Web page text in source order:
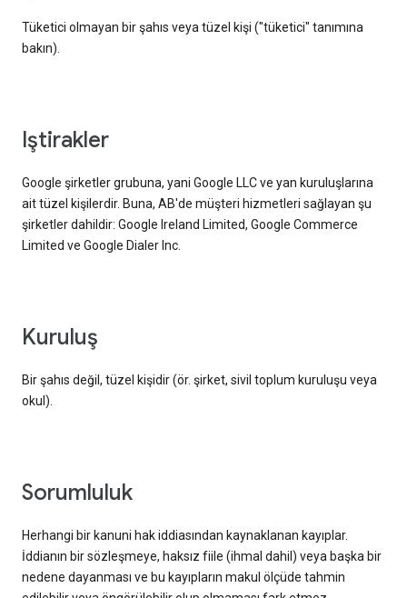
Tüketici olmayan bir şahıs veya tüzel kişi ("tüketici" tanımına
bakın).
iştirakler
Google şirketler grubuna, yani Google LLC ve yan kuruluşlarına
ait tüzel kişilerdir. Buna, AB'de müşteri hizmetleri sağlayan şu
şirketler dahildir: Google Ireland Limited, Google Commerce
Limited ve Google Dialer Inc.
kuruluş
Bir şahıs değil, tüzel kişidir (ör. şirket, sivil toplum kuruluşu veya
okul).
sorumluluk
Herhangi bir kanuni hak iddiasından kaynaklanan kayıplar.
İddianın bir sözleşmeye, haksız fiile (ihmal dahil) veya başka bir
nedene dayanması ve bu kayıpların makul ölçüde tahmin